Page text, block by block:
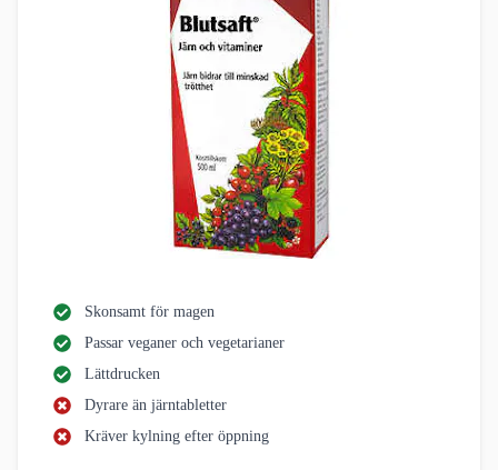
Skonsamt för magen
Passar veganer och vegetarianer
Lättdrucken
Dyrare än järntabletter
Kräver kylning efter öppning